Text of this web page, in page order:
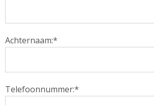
Achternaam:*
Telefoonnummer:*